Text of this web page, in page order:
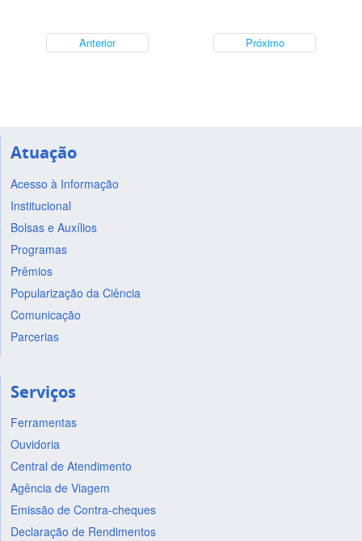
Anterior Próximo
Atuação
Acesso à Informação
Institucional
Bolsas e Auxílios
Programas
Prêmios
Popularização da Ciência
Comunicação
Parcerias
Serviços
Ferramentas
Ouvidoria
Central de Atendimento
Agência de Viagem
Emissão de Contra-cheques
Declaração de Rendimentos